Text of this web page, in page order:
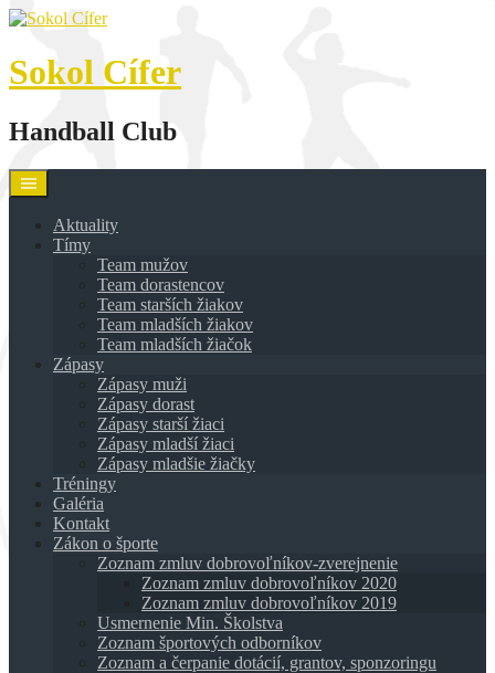
Skip
content
Sokol Cífer
Handball Club
Aktuality
Tímy
Team mužov
Team dorastencov
Team starších žiakov
Team mladších žiakov
Team mladších žiačok
Zápasy
Zápasy muži
Zápasy dorast
Zápasy starší žiaci
Zápasy mladší žiaci
Zápasy mladšie žiačky
Tréningy
Galéria
Kontakt
Zákon o športe
Zoznam zmluv dobrovoľníkov-zverejnenie
Zoznam zmluv dobrovoľníkov 2020
Zoznam zmluv dobrovoľníkov 2019
Usmernenie Min. Školstva
Zoznam športových odborníkov
Zoznam a čerpanie dotácií, grantov, sponzoringu